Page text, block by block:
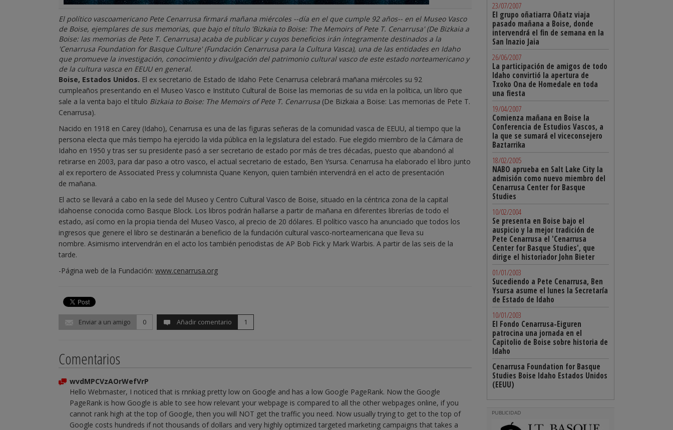
El político vascoamericano Pete Cenarrusa firmará mañana miércoles --día en el que cumple 92 años-- en el Museo Vasco
de Boise, ejemplares de sus memorias, que bajo el título 'Bizkaia to Boise: The Memoirs of Pete T. Cenarrusa' (De Bizkaia a
Boise: las memorias de Pete T. Cenarrusa) acaba de publicar y cuyos beneficios irán íntegramente destinados a la
'Cenarrusa Foundation for Basque Culture' (Fundación Cenarrusa para la Cultura Vasca), una de las entidades en Idaho
que promueve la investigación, conocimiento y divulgación del patrimonio cultural vasco de este estado norteamericano y
de la cultura vasca en EEUU en general.
Boise, Estados Unidos. El ex secretario de Estado de Idaho Pete Cenarrusa celebrará mañana miércoles su 92
cumpleaños presentando en el Museo Vasco e Instituto Cultural de Boise las memorias de su vida en la política, un libro que
sale a la venta bajo el título Bizkaia to Boise: The Memoirs of Pete T. Cenarrusa (De Bizkaia a Boise: Las memorias de Pete T.
Cenarrusa).
Nacido en 1918 en Carey (Idaho), Cenarrusa es una de las figuras señeras de la comunidad vasca de EEUU, al tiempo que la
persona electa que más tiempo ha ejercido la vida pública en la legislatura del estado. Fue elegido miembro de la Cámara de
Idaho en 1950 y tras ser su presidente pasó a ser secretario de estado por más de tres décadas, puesto que abandonó al
retirarse en 2003, para dar paso a otro vasco, el actual secretario de estado, Ben Ysursa. Cenarrusa ha elaborado el libro junto
al ex reportero de Associated Press y columnista Quane Kenyon, quien también intervendrá en el acto de presentación
de mañana.
El acto se llevará a cabo en la sede del Museo y Centro Cultural Vasco de Boise, situado en la céntrica zona de la capital
idahoense conocida como Basque Block. Los libros podrán hallarse a partir de mañana en diferentes librerías de todo el
estado, así como en la propia tienda del Museo Vasco, al precio de 20 dólares. El político vasco ha anunciado que todos los
ingresos que genere el libro se destinarán a beneficio de la fundación cultural vasco-norteamericana que lleva su
nombre. Asimismo intervendrán en el acto los también periodistas de AP Bob Fick y Mark Warbis. A partir de las seis de la
tarde.
-Página web de la Fundación: www.cenarrusa.org
Enviar a un amigo 0 Añadir comentario 1
Comentarios
wvdMPCVzAOrWefVrP
Hello Webmaster, I noticed that is rnnkiag pretty low on Google and has a low Google PageRank. Now the Google
PageRank is how Google is able to see how relevant your webpage is compared to all the other webpages online, if you
cannot rank high at the top of Google, then you will NOT get the traffic you need. Now usually trying to get to the top of
Google costs hundreds if not thousands of dollars and very highly optimized targeted marketing campaigns that takes a
23/07/2007
El grupo oñatiarra Oñatz viaja
pasado mañana a Boise, donde
intervendrá el fin de semana en la
San Inazio Jaia
26/06/2007
La participación de amigos de todo
Idaho convirtió la apertura de
Txoko Ona de Homedale en toda
una fiesta
19/04/2007
Comienza mañana en Boise la
Conferencia de Estudios Vascos, a
la que se sumará el viceconsejero
Baztarrika
18/02/2005
NABO aprueba en Salt Lake City la
admisión como nuevo miembro del
Cenarrusa Center for Basque
Studies
10/02/2004
Se presenta en Boise bajo el
auspicio y la mejor tradición de
Pete Cenarrusa el 'Cenarrusa
Center for Basque Studies', que
dirige el historiador John Bieter
01/01/2003
Sucediendo a Pete Cenarrusa, Ben
Ysursa asume el lunes la Secretaría
de Estado de Idaho
10/01/2003
El Fondo Cenarrusa-Eiguren
patrocina una jornada en el
Capitolio de Boise sobre historia de
Idaho
Cenarrusa Foundation for Basque
Studies Boise Idaho Estados Unidos
(EEUU)
PUBLICIDAD